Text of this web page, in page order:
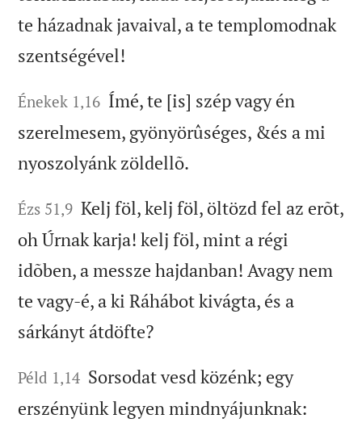
te házadnak javaival, a te templomodnak
szentségével!
Énekek 1,16 Ímé, te [is] szép vagy én
szerelmesem, gyönyörûséges, &és a mi
nyoszolyánk zöldellõ.
Ézs 51,9 Kelj föl, kelj föl, öltözd fel az erõt,
oh Úrnak karja! kelj föl, mint a régi
idõben, a messze hajdanban! Avagy nem
te vagy-é, a ki Ráhábot kivágta, és a
sárkányt átdöfte?
Péld 1,14 Sorsodat vesd közénk; egy
erszényünk legyen mindnyájunknak: